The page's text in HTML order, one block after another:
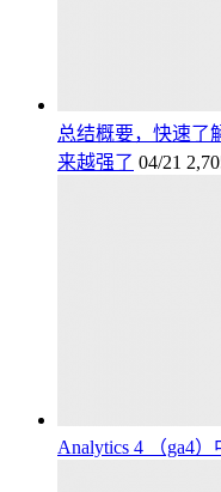
总结概要，快速了
来越强了 04/21
Analytics 4 （ga4